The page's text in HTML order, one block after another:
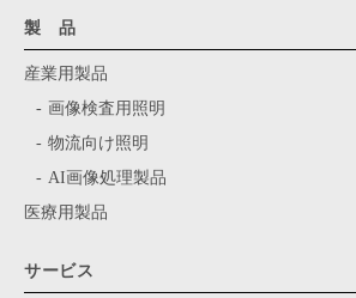
製 品
産業用製品
画像検査用照明
物流向け照明
AI画像処理製品
医療用製品
サービス